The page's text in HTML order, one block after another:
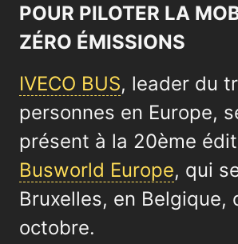
POUR PILOTER LA
ZÉRO ÉMISSIONS
IVECO BUS, leader du
personnes en Europe,
présent à la 20ème
Busworld Europe, qui
Bruxelles, en Belgique,
octobre.